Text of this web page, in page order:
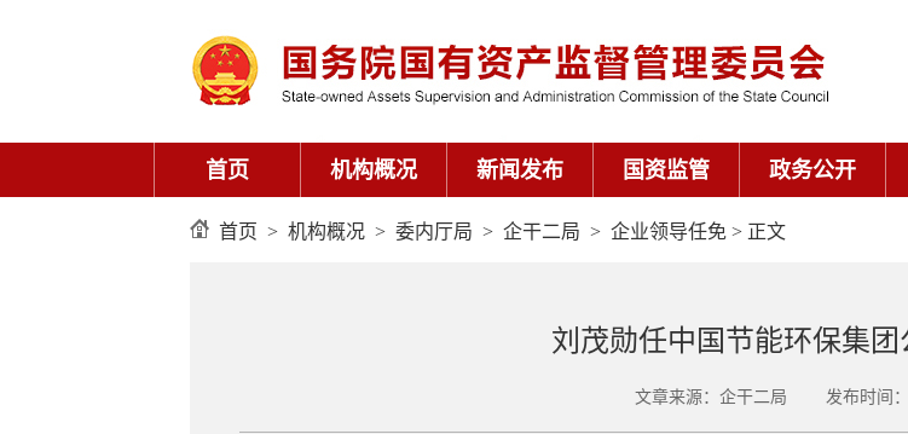
首页 机构概况 新闻发布 国资监管 政务公开
首页 > 机构概况 > 委内厅局 > 企干二局 > 企业领导任免 > 正文
刘茂勋任中国节能环保集
文章来源：企干二局 发布时间：